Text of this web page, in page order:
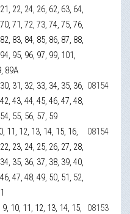
22, 24, 26, 62, 63, 64,
71, 72, 73, 74, 75, 76,
83, 84, 85, 86, 87, 88,
95, 96, 97, 99, 101,
89А
31, 32, 33, 34, 35, 36,
43, 44, 45, 46, 47, 48,
55, 56, 57, 59
08154
11, 12, 13, 14, 15, 16,
23, 24, 25, 26, 27, 28,
35, 36, 37, 38, 39, 40,
47, 48, 49, 50, 51, 52,
08154
9, 10, 11, 12, 13, 14, 15,
08153